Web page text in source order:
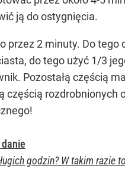
ją do ostygnięcia.
przez 2 minuty. Do
do tego użyć 1/3
Pozostałą częścią
godzin? W takim